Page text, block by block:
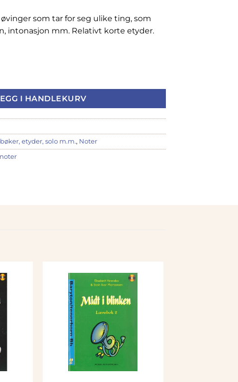
som tar for seg ulike ting, som
intonasjon mm. Relativt korte etyder.
teknik antall
I HANDLEKURV
etyder, solo m.m., Noter
noter